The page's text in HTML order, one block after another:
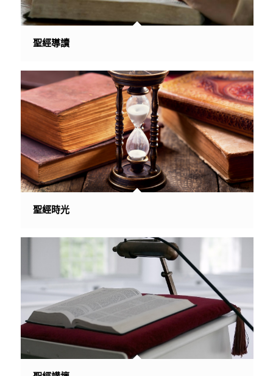
聖經導讀
聖經時光